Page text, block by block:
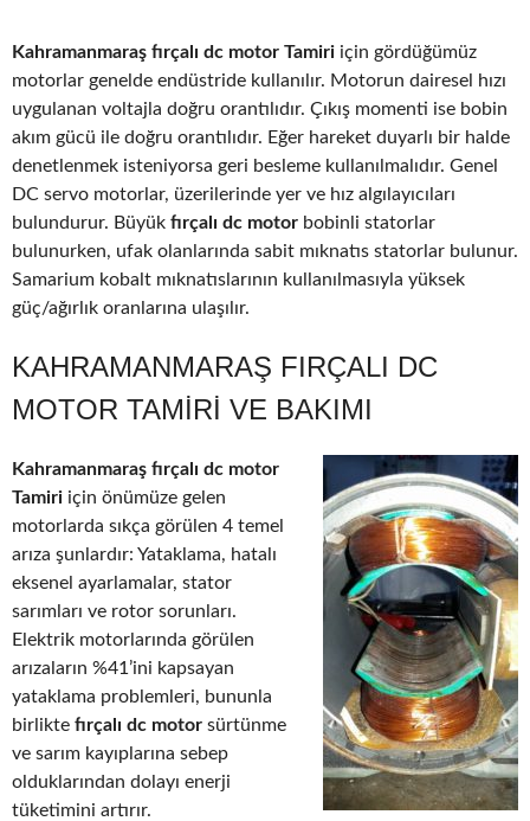
Kahramanmaraş fırçalı dc motor Tamiri için gördüğümüz
motorlar genelde endüstride kullanılır. Motorun dairesel hızı
uygulanan voltajla doğru orantılıdır. Çıkış momenti ise bobin
akım gücü ile doğru orantılıdır. Eğer hareket duyarlı bir halde
denetlenmek isteniyorsa geri besleme kullanılmalıdır. Genel
DC servo motorlar, üzerilerinde yer ve hız algılayıcıları
bulundurur. Büyük fırçalı dc motor bobinli statorlar
bulunurken, ufak olanlarında sabit mıknatıs statorlar bulunur.
Samarium kobalt mıknatıslarının kullanılmasıyla yüksek
güç/ağırlık oranlarına ulaşılır.
KAHRAMANMARAŞ FIRÇALI DC
MOTOR TAMIRI VE BAKIMI
Kahramanmaraş fırçalı dc motor
Tamiri için önümüze gelen
motorlarda sıkça görülen 4 temel
arıza şunlardır: Yataklama, hatalı
eksenel ayarlamalar, stator
sarımları ve rotor sorunları.
Elektrik motorlarında görülen
arızaların %41’ini kapsayan
yataklama problemleri, bununla
birlikte fırçalı dc motor sürtünme
ve sarım kayıplarına sebep
olduklarından dolayı enerji
tüketimini artırır.